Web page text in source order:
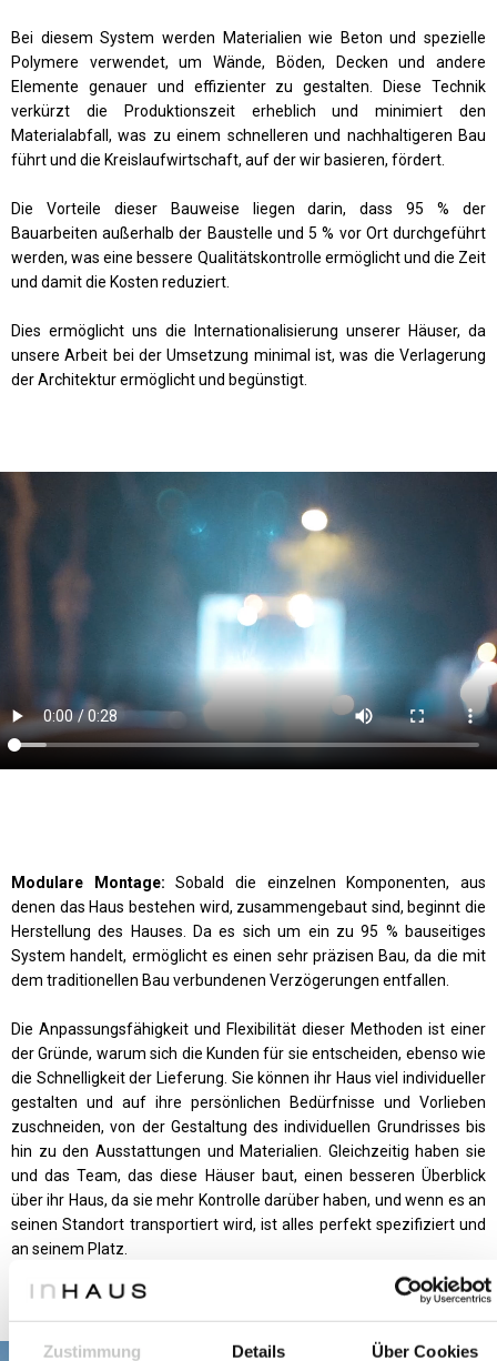
Zustimmung Details Über Cookies
Bei diesem System werden Materialien wie Beton und spezielle
Polymere verwendet, um Wände, Böden, Decken und andere
Elemente genauer und effizienter zu gestalten. Diese Technik
verkürzt die Produktionszeit erheblich und minimiert den
Materialabfall, was zu einem schnelleren und nachhaltigeren Bau
führt und die Kreislaufwirtschaft, auf der wir basieren, fördert.
Die Vorteile dieser Bauweise liegen darin, dass 95 % der
Bauarbeiten außerhalb der Baustelle und 5 % vor Ort durchgeführt
werden, was eine bessere Qualitätskontrolle ermöglicht und die Zeit
und damit die Kosten reduziert.
Dies ermöglicht uns die Internationalisierung unserer Häuser, da
unsere Arbeit bei der Umsetzung minimal ist, was die Verlagerung
der Architektur ermöglicht und begünstigt.
Modulare Montage: Sobald die einzelnen Komponenten, aus
denen das Haus bestehen wird, zusammengebaut sind, beginnt die
Herstellung des Hauses. Da es sich um ein zu 95 % bauseitiges
System handelt, ermöglicht es einen sehr präzisen Bau, da die mit
dem traditionellen Bau verbundenen Verzögerungen entfallen.
Die Anpassungsfähigkeit und Flexibilität dieser Methoden ist einer
der Gründe, warum sich die Kunden für sie entscheiden, ebenso wie
die Schnelligkeit der Lieferung. Sie können ihr Haus viel individueller
gestalten und auf ihre persönlichen Bedürfnisse und Vorlieben
zuschneiden, von der Gestaltung des individuellen Grundrisses bis
hin zu den Ausstattungen und Materialien. Gleichzeitig haben sie
und das Team, das diese Häuser baut, einen besseren Überblick
über ihr Haus, da sie mehr Kontrolle darüber haben, und wenn es an
seinen Standort transportiert wird, ist alles perfekt spezifiziert und
an seinem Platz.